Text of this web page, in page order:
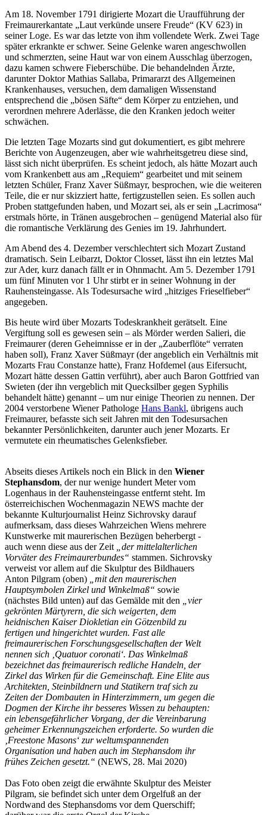
Am 18. November 1791 dirigierte Mozart die Uraufführung der
Freimaurerkantate „Laut verkünde unsere Freude“ (KV 623) in
seiner Loge. Es war das letzte von ihm vollendete Werk. Zwei Tage
später erkrankte er schwer. Seine Gelenke waren angeschwollen
und schmerzten, seine Haut war von einem Ausschlag überzogen,
dazu kamen schwere Fieberschübe. Die behandelnden Ärzte,
darunter Doktor Mathias Sallaba, Primararzt des Allgemeinen
Krankenhauses, versuchen, dem damaligen Wissenstand
entsprechend die „bösen Säfte“ dem Körper zu entziehen, und
verordnen mehrere Aderlässe, die den Kranken jedoch weiter
schwächen.
Die letzten Tage Mozarts sind gut dokumentiert, es gibt mehrere
Berichte von Augenzeugen, aber wie wahrheitsgetreu diese sind,
lässt sich nicht überprüfen. Es scheint jedoch, als hätte Mozart auch
vom Krankenbett aus am „Requiem“ gearbeitet und mit seinem
letzten Schüler, Franz Xaver Süßmayr, besprochen, wie die weiteren
Teile, die er nur skizziert hatte, fertigzustellen seien. Es sollen auch
Proben stattgefunden haben, und Mozart sei, als er sein „Lacrimosa“
erstmals hörte, in Tränen ausgebrochen – genügend Material also für
die romantische Verklärung des Genies im 19. Jahrhundert.
Am Abend des 4. Dezember verschlechtert sich Mozart Zustand
dramatisch. Sein Leibarzt, Doktor Closset, lässt ihn ein letztes Mal
zur Ader, kurz danach fällt er in Ohnmacht. Am 5. Dezember 1791
um fünf Minuten vor 1 Uhr stirbt er in seiner Wohnung in der
Rauhensteingasse. Als Todesursache wird „hitziges Frieselfieber“
angegeben.
Bis heute wird über Mozarts Todeskrankheit gerätselt. Eine
Vergiftung soll es gewesen sein – als Mörder werden Salieri, die
Freimaurer (deren Geheimnisse er in der „Zauberflöte“ verraten
haben soll), Franz Xaver Süßmayr (der angeblich ein Verhältnis mit
Mozarts Frau Constanze hatte), Franz Hofdemel (aus Eifersucht,
Mozart hätte dessen Gattin verführt), aber auch Baron Gottfried van
Swieten (der ihn vergeblich mit Quecksilber gegen Syphilis
behandelt hätte) genannt – um nur einige Theorien zu nennen. Der
2004 verstorbene Wiener Pathologe Hans Bankl, übrigens auch
Freimaurer, befasste sich seit Jahren mit den Todesursachen
bekannter Persönlichkeiten, darunter auch jener Mozarts. Er
vermutete ein rheumatisches Gelenksfieber.
Abseits dieses Artikels noch ein Blick in den Wiener
Stephansdom, der nur wenige hundert Meter vom
Logenhaus in der Rauhensteingasse entfernt steht. Im
österreichischen Wochenmagazin NEWS machte der
bekannte Kulturjournalist Heinz Sichrovsky darauf
aufmerksam, dass dieses Wahrzeichen Wiens mehrere
Kunstwerke mit maurerischen Bezügen beherbergt -
auch wenn diese aus der Zeit „der mittelalterlichen
Vorväter des Freimaurerbundes“ stammen. Sichrovsky
verweist vor allem auf die Skulptur des Bildhauers
Anton Pilgram (oben) „mit den maurerischen
Hauptsymbolen Zirkel und Winkelmaß“ sowie
(nächstes Bild unten) auf das Gemälde mit den „vier
gekrönten Märtyrern, die sich weigerten, dem
heidnischen Kaiser Diokletian ein Götzenbild zu
fertigen und hingerichtet wurden. Fast alle
freimaurerischen Forschungsgesellschaften der Welt
nennen sich ‚Quatuor coronati‘. Das Winkelmaß
bezeichnet das freimaurerisch redliche Handeln, der
Zirkel das Wirken für die Gemeinschaft. Eine Elite aus
Architekten, Steinbildnern und Statikern traf sich zu
Zeiten der Dombauten in Hinterzimmern, um gegen die
Dogmen der Kirche ihr besseres Wissen zu behaupten:
ein lebensgefährlicher Vorgang, der die Vereinbarung
geheimer Erkennungszeichen erforderte. So wurden die
‚Freestone Masons‘ zur weltumspannenden
Organisation und haben auch im Stephansdom ihr
frühes Zeichen gesetzt.“ (NEWS, 28. Mai 2020)
Das Foto oben zeigt die erwähnte Skulptur des Meister
Pilgram, sie befindet sich unter dem Orgelfuß an der
Nordwand des Stephansdoms vor dem Querschiff;